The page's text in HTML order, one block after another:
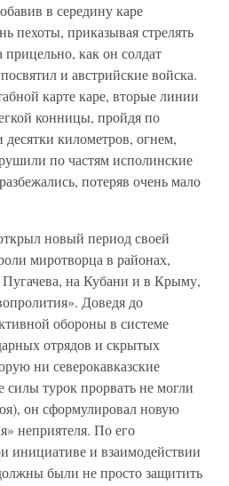
в середину каре
пехоты, приказывая стрелять
как он солдат
и австрийские войска.
карте каре, вторые линии
конницы, пройдя по
десятки километров, огнем,
по частям исполинские
потеряв очень мало
новый период своей
миротворца в районах,
на Кубани и в Крыму,
Доведя до
обороны в системе
отрядов и скрытых
ни северокавказские
турок прорвать не могли
он сформулировал новую
неприятеля. По его
инициативе и взаимодействии
были не просто защитить